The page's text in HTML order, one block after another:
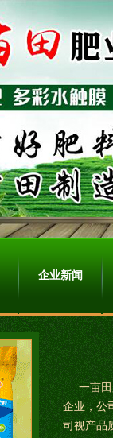
企业新闻
一亩田肥
企业，公
司视产品